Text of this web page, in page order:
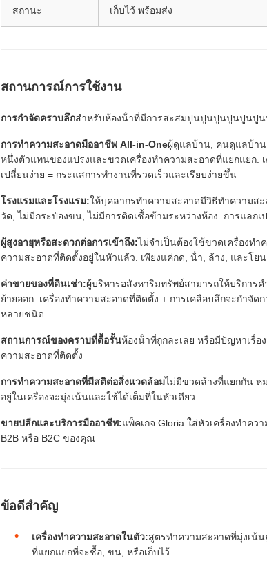
สถานะ เก็บไว้ พร้อมส่ง
สถานการณ์การใช้งาน
การกําจัดคราบลึกสําหรับห้องน้ําที่มีการสะสมปูนปูนปูนปูนปูน
การทําความสะอาดมืออาชีพ All-in-Oneผู้ดูแลบ้าน, คนดูแลบ้า
หนึ่งตัวแทนของแปรงและขวดเครื่องทําความสะอาดที่แยกแยก.
เปลี่ยนง่าย = กระแสการทํางานที่รวดเร็วและเรียบง่ายขึ้น
โรงแรมและโรงแรม:ให้บุคลากรทําความสะอาดมีวิธีทําความส
วัด, ไม่มีกระป๋องขน, ไม่มีการติดเชื้อข้ามระหว่างห้อง. การแลก
ผู้สูงอายุหรือสะดวกต่อการเข้าถึง:ไม่จําเป็นต้องใช้ขวดเครื่องทํา
ความสะอาดที่ติดตั้งอยู่ในหัวแล้ว. เพียงแค่กด, น้ํา, ล้าง, และโย
ค่าขายของที่ดินเช่า:ผู้บริหารอสังหาริมทรัพย์สามารถให้บริกา
ย้ายออก. เครื่องทําความสะอาดที่ติดตั้ง + การเคลือบลึกจะกําจัด
หลายชนิด
สถานการณ์ของคราบที่ดื้อรั้นห้องน้ําที่ถูกละเลย หรือมีปัญหาเรื่อ
ความสะอาดที่ติดตั้ง
การทําความสะอาดที่มีสติต่อสิ่งแวดล้อมไม่มีขวดล้างที่แยกกัน ห
อยู่ในเครื่องจะมุ่งเน้นและใช้ได้เต็มที่ในหัวเดียว
ขายปลีกและบริการมืออาชีพ:แพ็คเกจ Gloria ใส่หัวเครื่องทําค
B2B หรือ B2C ของคุณ
ข้อดีสําคัญ
เครื่องทําความสะอาดในตัว:สูตรทําความสะอาดที่มุ่งเน้น
ที่แยกแยกที่จะซื้อ, ขน, หรือเก็บไว้